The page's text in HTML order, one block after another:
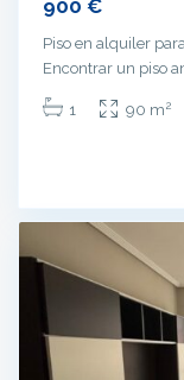
900 €
Piso en alquiler
Encontrar un piso
1 90 m2